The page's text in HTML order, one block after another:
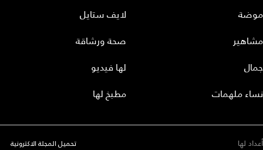
موضة
مشاهير
جمال
نساء ملهمات
لايف ستايل
صحة ورشاقة
لها فيديو
مطبخ لها
أعداد لها
تحميل المجلة الاكترونية